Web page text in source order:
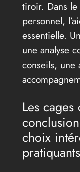
tiroir. Dans
personnel,
essentielle.
une analyse
conseils, une
Les
choix